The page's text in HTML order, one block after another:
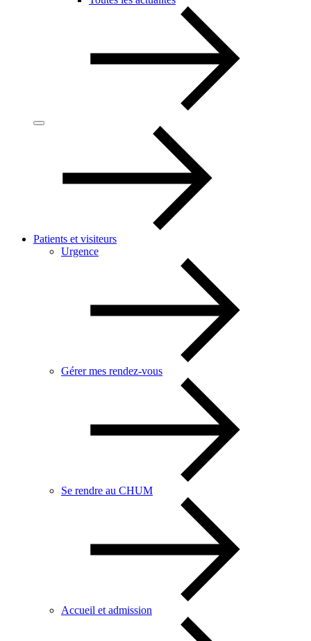
Patients et visiteurs
Urgence
Gérer mes rendez-vous
Se rendre au CHUM
Accueil et admission